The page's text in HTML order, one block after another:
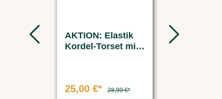
AKTION: Elastik
Kordel-Torset mit
25,00 €*
28,99 €*